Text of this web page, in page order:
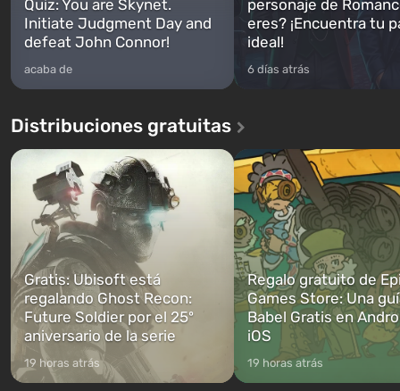
Quiz: You are Skynet.
Initiate Judgment Day and
defeat John Connor!
acaba de
personaje de
eres? ¡Encuentra tu
ideal!
6 días atrás
Distribuciones gratuitas
Gratis: Ubisoft está
regalando Ghost Recon:
Future Soldier por el 25º
aniversario de la serie
19 horas atrás
Regalo gratuito de
Games Store: Una
Babel Gratis en
iOS
19 horas atrás